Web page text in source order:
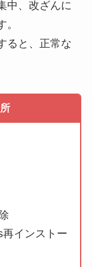
中、改ざんに
ると、正常な
インストー